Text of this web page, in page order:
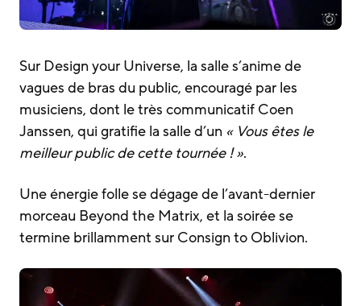
Sur Design your Universe, la salle s’anime de
vagues de bras du public, encouragé par les
musiciens, dont le très communicatif Coen
Janssen, qui gratifie la salle d’un « Vous êtes le
meilleur public de cette tournée ! ».
Une énergie folle se dégage de l’avant-dernier
morceau Beyond the Matrix, et la soirée se
termine brillamment sur Consign to Oblivion.